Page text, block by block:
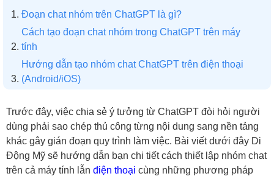
Đoạn chat nhóm trên ChatGPT là gì?
Cách tạo đoạn chat nhóm trong ChatGPT trên máy
tính
Hướng dẫn tạo nhóm chat ChatGPT trên điện thoại
(Android/iOS)
Những lỗi thường gặp khi tạo nhóm trên ChatGPT
Trước đây, việc chia sẻ ý tưởng từ ChatGPT đòi hỏi người
dùng phải sao chép thủ công từng nội dung sang nền tảng
khác gây gián đoạn quy trình làm việc. Bài viết dưới đây Di
Động Mỹ sẽ hướng dẫn bạn chi tiết cách thiết lập nhóm chat
trên cả máy tính lẫn điện thoại cùng những phương pháp